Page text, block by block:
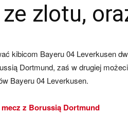
–
zlotu,
kibicom Bayeru 04 Leverkusen
Dortmund, zaś w drugiej
Bayeru 04 Leverkusen.
z Borussią Dortmund